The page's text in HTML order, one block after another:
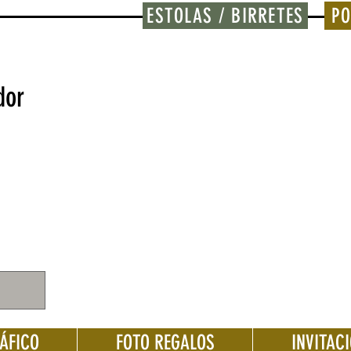
ESTOLAS / BIRRETES
FOTO REGALOS